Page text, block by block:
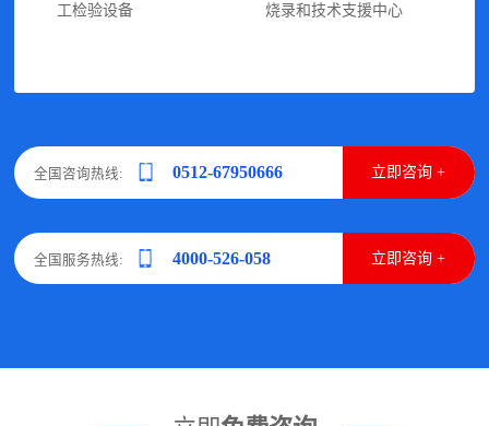
工检验设备
烧录和技术支援中心
全国咨询热线: 0512-67950666 立即咨询 +
全国服务热线: 4000-526-058 立即咨询 +